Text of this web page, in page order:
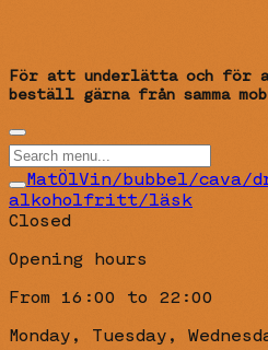
För att underlätta och för
beställ gärna från samma
MatÖlVin/bubbel/cava/
alkoholfritt/läsk
Closed
Opening hours
From 16:00 to 22:00
Monday, Tuesday,